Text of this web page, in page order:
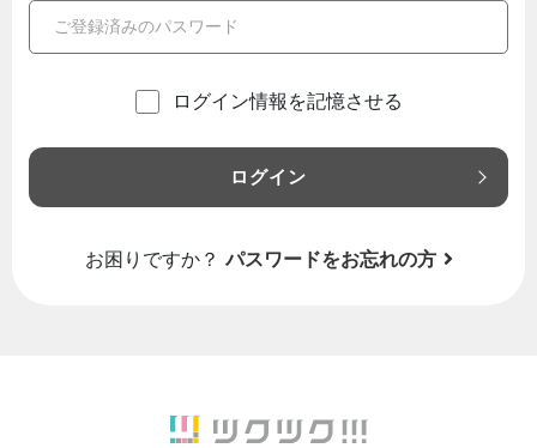
ログイン情報を記憶させる
ログイン
お困りですか？ パスワードをお忘れの方